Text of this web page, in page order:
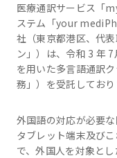
医療通訳サービス「
ステム「your
社（東京都港区、代
ン」）は、令和 3 年
を用いた多言語通訳
務」）を受託しており
外国語の対応が必要
タブレット端末及び
で、外国人を対象と